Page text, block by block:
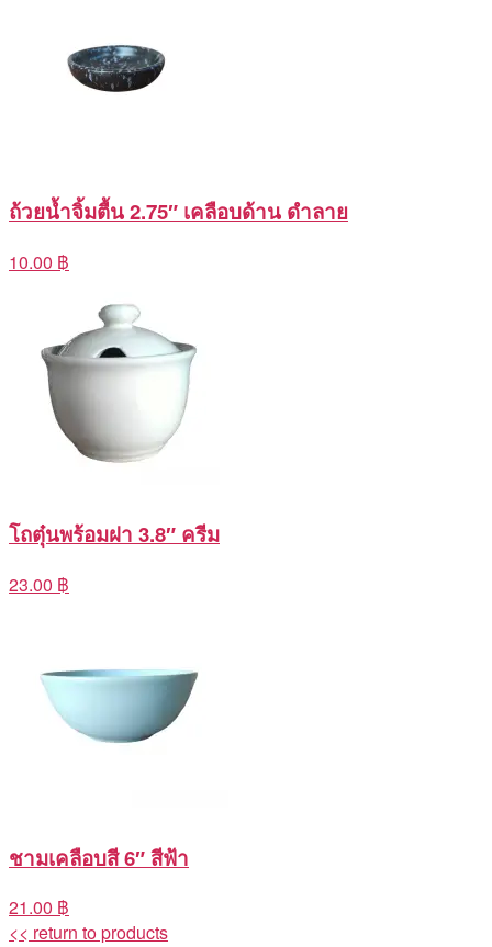
ถ้วยน้ำจิ้มตื้น 2.75″ เคลือบด้าน ดำลาย
10.00 ฿
โถตุ๋นพร้อมฝา 3.8″ ครีม
23.00 ฿
ชามเคลือบสี 6″ สีฟ้า
21.00 ฿
<< return to products